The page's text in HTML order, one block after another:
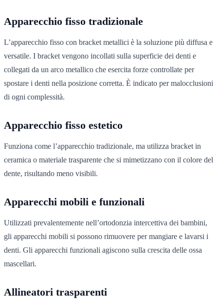
Apparecchio fisso tradizionale
L’apparecchio fisso con bracket metallici è la soluzione più diffusa e
versatile. I bracket vengono incollati sulla superficie dei denti e
collegati da un arco metallico che esercita forze controllate per
spostare i denti nella posizione corretta. È indicato per malocclusioni
di ogni complessità.
Apparecchio fisso estetico
Funziona come l’apparecchio tradizionale, ma utilizza bracket in
ceramica o materiale trasparente che si mimetizzano con il colore del
dente, risultando meno visibili.
Apparecchi mobili e funzionali
Utilizzati prevalentemente nell’ortodonzia intercettiva dei bambini,
gli apparecchi mobili si possono rimuovere per mangiare e lavarsi i
denti. Gli apparecchi funzionali agiscono sulla crescita delle ossa
mascellari.
Allineatori trasparenti